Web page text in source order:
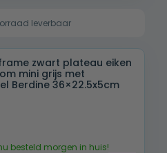
€ 99,00.
leverbaar
zwart plateau eiken
mini grijs met
Berdine 36×22.5x5cm
besteld morgen in huis!